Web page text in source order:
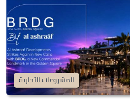
المشروعات التجارية